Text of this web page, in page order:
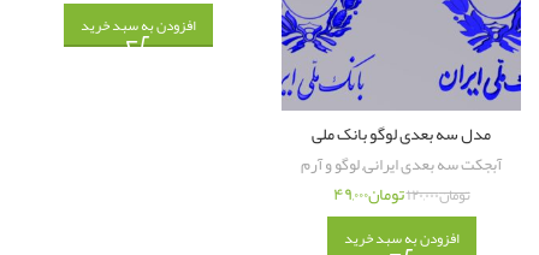
مدل سه بعدی لوگو بانک ملی
آبجکت سه بعدی ایرانی,لوگو و آرم
تومان۱۲۰,۰۰۰تومان۴۹,۰۰۰
افزودن به سبد خرید
افزودن به سبد خرید